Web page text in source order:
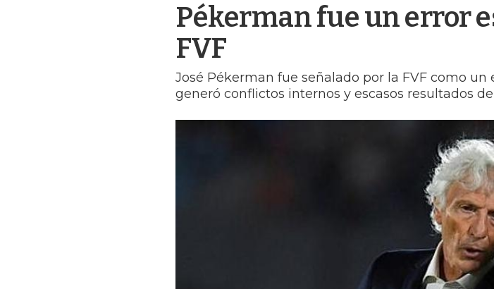
Pékerman fue un error
FVF
José Pékerman fue señalado por la FVF como
generó conflictos internos y escasos resultados